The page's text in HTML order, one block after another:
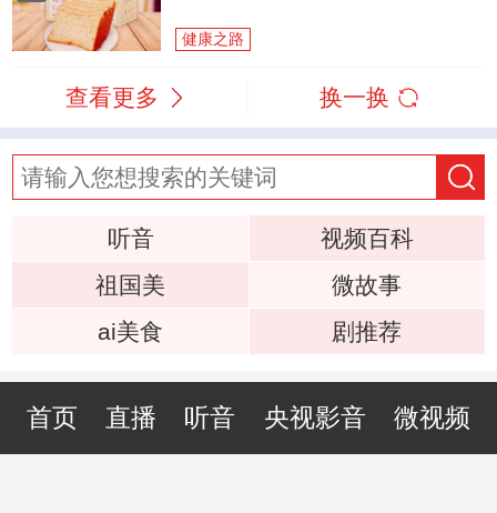
健康之路
查看更多 换一换
听音
视频百科
祖国美
微故事
ai美食
剧推荐
首页 直播 听音 央视影音 微视频